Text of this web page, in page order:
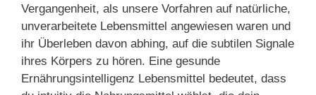
Vergangenheit, als unsere Vorfahren auf natürliche,
unverarbeitete Lebensmittel angewiesen waren und
ihr Überleben davon abhing, auf die subtilen Signale
ihres Körpers zu hören. Eine gesunde
Ernährungsintelligenz Lebensmittel bedeutet, dass